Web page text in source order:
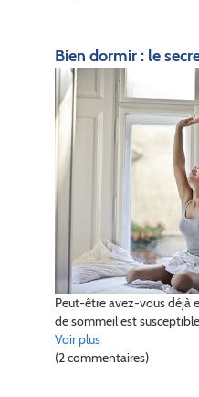
Bien dormir : le
Peut-être avez-vous déjà
de sommeil est
Voir plus
(2 commentaires)